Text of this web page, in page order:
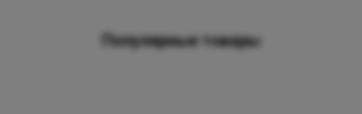
Популярные товары